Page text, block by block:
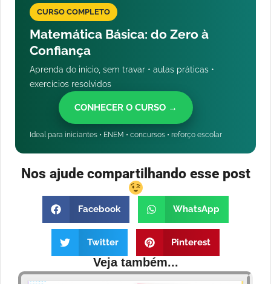
CURSO COMPLETO
Matemática Básica: do Zero à
Confiança
Aprenda do início, sem travar • aulas práticas •
exercícios resolvidos
CONHECER O CURSO →
Ideal para iniciantes • ENEM • concursos • reforço escolar
Nos ajude compartilhando esse post
Facebook WhatsApp
Twitter Pinterest
Veja também...